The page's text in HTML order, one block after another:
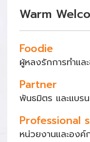
Warm
Foodie
ผู้หลงรักการทำแล
Partner
พันธมิตร และแบร
Professional
หน่วยงานและองค์